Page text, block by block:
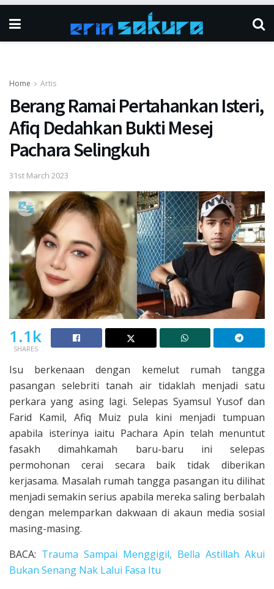
Home Artis
Berang Ramai Pertahankan Isteri,
Afiq Dedahkan Bukti Mesej
Pachara Selingkuh
31st March 2023
1.1k
SHARES
Isu berkenaan dengan kemelut rumah tangga
pasangan selebriti tanah air tidaklah menjadi satu
perkara yang asing lagi. Selepas Syamsul Yusof dan
Farid Kamil, Afiq Muiz pula kini menjadi tumpuan
apabila isterinya iaitu Pachara Apin telah menuntut
fasakh dimahkamah baru-baru ini selepas
permohonan cerai secara baik tidak diberikan
kerjasama. Masalah rumah tangga pasangan itu dilihat
menjadi semakin serius apabila mereka saling berbalah
dengan melemparkan dakwaan di akaun media sosial
masing-masing.
BACA: Trauma Sampai Menggigil, Bella Astillah Akui
Bukan Senang Nak Lalui Fasa Itu